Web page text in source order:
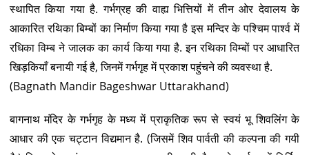
स्थापित किया गया है. गर्भग्रह की वाह्य भित्तियों में तीन ओर देवालय के
आकारित रथिका बिम्बों का निर्माण किया गया है इस मन्दिर के पश्चिम पार्श्व में
रधिका विम्ब ने जालक का कार्य किया गया है. इन रथिका विम्बों पर आधारित
खिड़कियाँ बनायी गई है, जिनमें गर्भगृह में प्रकाश पहुंचने की व्यवस्था है.
(Bagnath Mandir Bageshwar Uttarakhand)
बागनाथ मंदिर के गर्भगृह के मध्य में प्राकृतिक रूप से स्वयं भू शिवलिंग के
आधार की एक चट्टान विद्यमान है. (जिसमें शिव पार्वती की कल्पना की गयी